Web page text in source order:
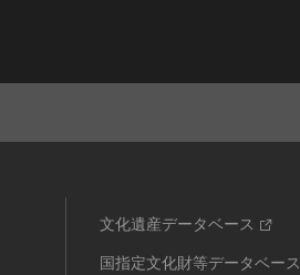
文化遺産データベース
国指定文化財等データベース